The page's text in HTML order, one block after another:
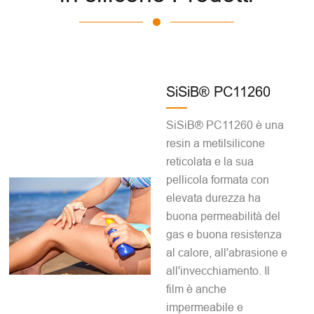
SiSiB® PC11260
SiSiB® PC11260 è una
resin a metilsilicone
reticolata e la sua
pellicola formata con
elevata durezza ha
buona permeabilità del
gas e buona resistenza
al calore, all'abrasione e
all'invecchiamento. Il
film è anche
impermeabile e